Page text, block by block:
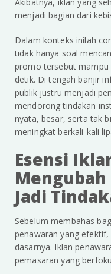
menjadi bagian dari
Dalam konteks inilah
tidak hanya soal
promo tersebut
detik. Di tengah banjir
publik justru menjadi
mendorong tindakan
nyata, besar, serta tak
meningkat berkali-kali
Esensi
Mengubah
Jadi
Sebelum membahas
penawaran yang
dasarnya. Iklan
pemasaran yang